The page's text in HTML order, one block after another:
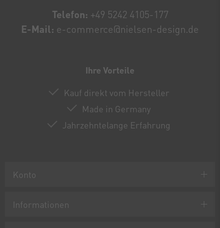
Telefon: +49 5242 4105-177
E-Mail: e-commerce@nielsen-design.de
Ihre Vorteile
Kauf direkt vom Hersteller
Made in Germany
Jahrzehntelange Erfahrung
Konto
Informationen